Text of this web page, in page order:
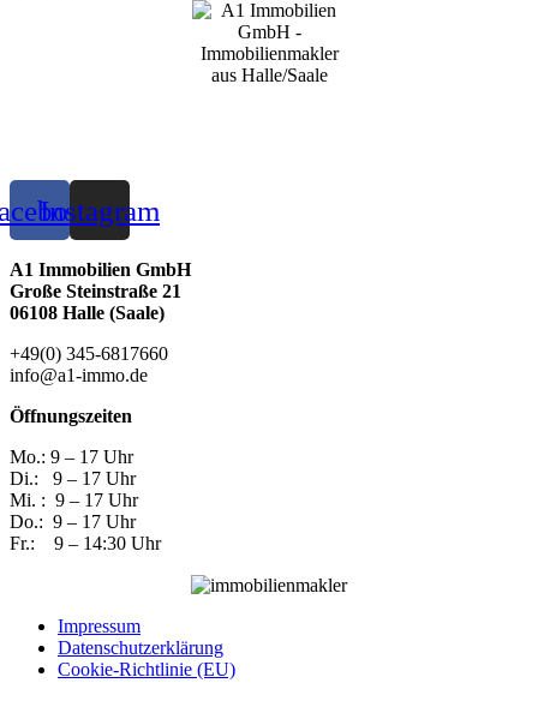
Instagram
A1 Immobilien GmbH
Große Steinstraße 21
06108 Halle (Saale)
+49(0) 345-6817660
info@a1-immo.de
Öffnungszeiten
Mo.: 9 – 17 Uhr
Di.: 9 – 17 Uhr
Mi. : 9 – 17 Uhr
Do.: 9 – 17 Uhr
Fr.: 9 – 14:30 Uhr
Impressum
Datenschutzerklärung
Cookie-Richtlinie (EU)